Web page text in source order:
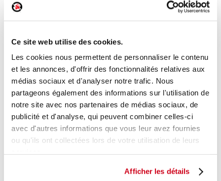
Ce site web utilise des cookies.
Les cookies nous permettent de personnaliser le contenu
et les annonces, d'offrir des fonctionnalités relatives aux
médias sociaux et d'analyser notre trafic. Nous
partageons également des informations sur l'utilisation de
notre site avec nos partenaires de médias sociaux, de
publicité et d'analyse, qui peuvent combiner celles-ci
avec d'autres informations que vous leur avez fournies
ou qu'ils ont collectées lors de votre utilisation de leurs
Afficher les détails
Feu arrière droit
Réf. constructeur :6351HQ
Modèle de provenance
Caractéristiques techniques
En stock 39,00 € TTC
AJOUTER AU PANIER